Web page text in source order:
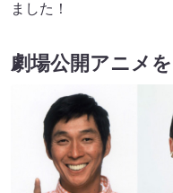
ました！
劇場公開アニメ